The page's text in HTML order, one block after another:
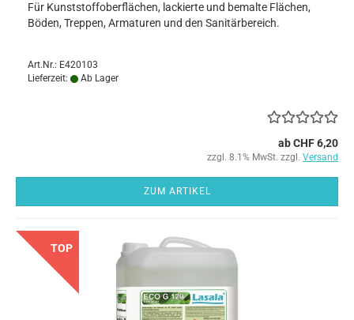
​Für Kunststoffoberflächen, lackierte und bemalte Flächen,
Böden, Treppen, Armaturen und den Sanitärbereich.
Art.Nr.: E420103
Lieferzeit:
Ab Lager
ab CHF 6,20
zzgl. 8.1% MwSt. zzgl. Versand
ZUM ARTIKEL
TOP